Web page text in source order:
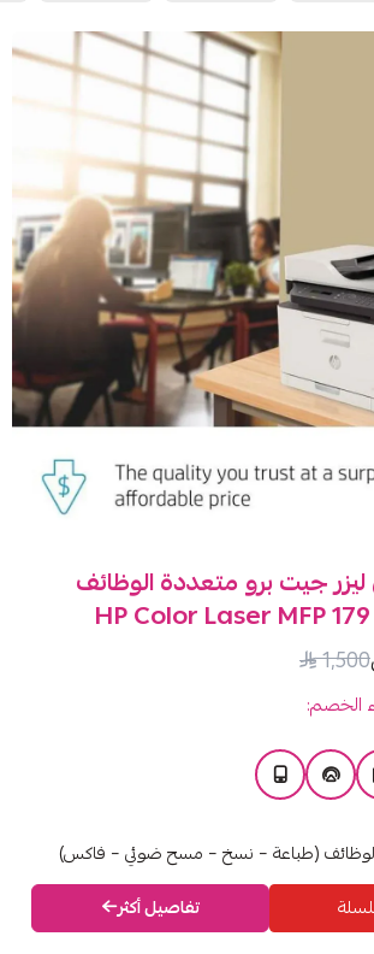
جيت برو متعددة الوظائف
1,500
الخصم:
الوظائف (طباعة – نسخ – مسح ضوئي – فاكس)
تفاصيل أكثر